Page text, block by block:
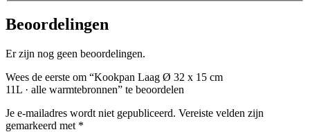
Beoordelingen
Er zijn nog geen beoordelingen.
Wees de eerste om “Kookpan Laag Ø 32 x 15 cm
11L · alle warmtebronnen” te beoordelen
Je e-mailadres wordt niet gepubliceerd. Vereiste velden zijn
gemarkeerd met *